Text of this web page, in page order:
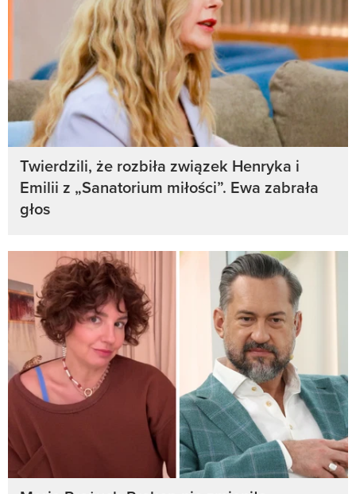
Twierdzili, że rozbiła związek Henryka i
Emilii z „Sanatorium miłości”. Ewa zabrała
głos